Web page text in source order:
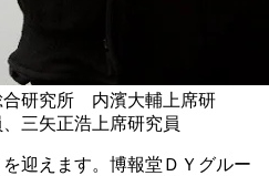
合研究所 内濱大輔上席研
三矢正浩上席研究員
迎えます。博報堂ＤＹグルー